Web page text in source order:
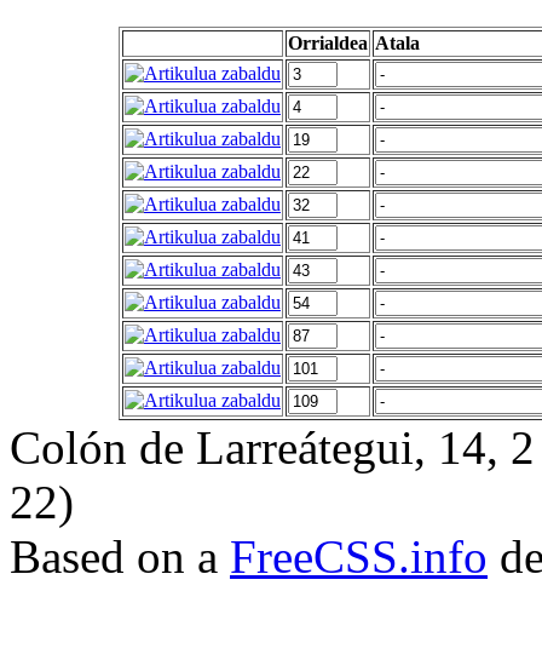
Orrialdea Atala
Colón de Larreátegui, 14,
22)
Based on a FreeCSS.info